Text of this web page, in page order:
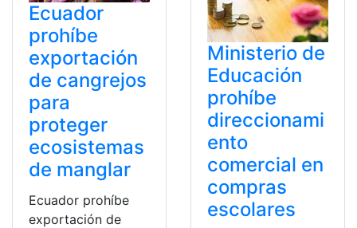
Ecuador
prohíbe
exportación
de cangrejos
para
proteger
ecosistemas
de manglar
Ecuador prohíbe
exportación de
Ministerio de
Educación
prohíbe
direccionami
ento
comercial en
compras
escolares